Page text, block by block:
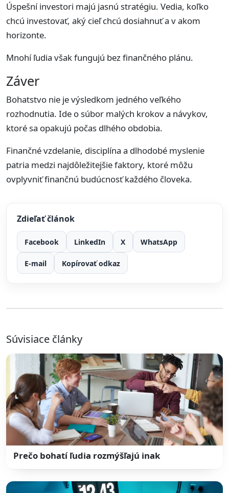
Úspešní investori majú jasnú stratégiu. Vedia, koľko
chcú investovať, aký cieľ chcú dosiahnuť a v akom
horizonte.
Mnohí ľudia však fungujú bez finančného plánu.
Záver
Bohatstvo nie je výsledkom jedného veľkého
rozhodnutia. Ide o súbor malých krokov a návykov,
ktoré sa opakujú počas dlhého obdobia.
Finančné vzdelanie, disciplína a dlhodobé myslenie
patria medzi najdôležitejšie faktory, ktoré môžu
ovplyvniť finančnú budúcnosť každého človeka.
Zdieľať článok
Facebook LinkedIn X WhatsApp
E-mail Kopírovať odkaz
Súvisiace články
Prečo bohatí ľudia rozmýšľajú inak